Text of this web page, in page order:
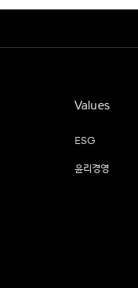
Values
ESG
윤리경영